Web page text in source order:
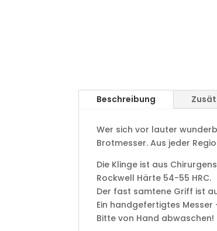
Beschreibung
Wer sich vor lauter
Brotmesser. Aus jeder
Die Klinge ist aus
Rockwell Härte 54-55 HRC.
Der fast samtene Griff ist
Ein handgefertigtes Messer
Bitte von Hand abwaschen!